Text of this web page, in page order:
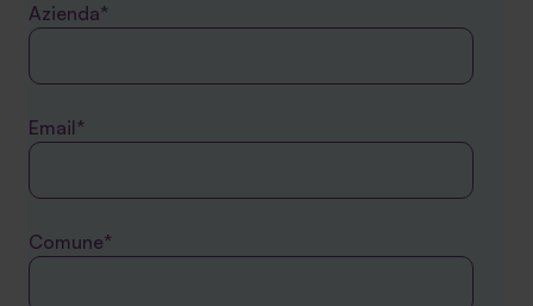
Azienda*
Email*
Comune*